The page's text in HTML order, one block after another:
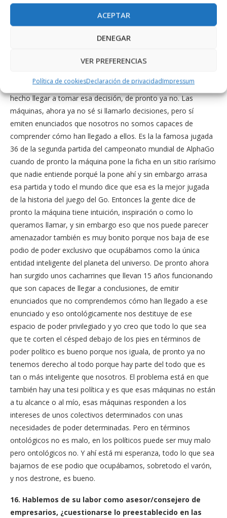
ACEPTAR
DENEGAR
VER PREFERENCIAS
Política de cookiesDeclaración de privacidadImpressum
aplicaciones super banales, pero que es un cacharrito que va
tomando sus propias decisiones y que llega un momento que
porque no somos capaces de seguir los pasos. La inteligencia
porque éramos capaces de expresar los pasos que nos habían
hecho llegar a tomar esa decisión, de pronto ya no. Las
máquinas, ahora ya no sé si llamarlo decisiones, pero sí
emiten enunciados que nosotros no somos capaces de
comprender cómo han llegado a ellos. Es la la famosa jugada
36 de la segunda partida del campeonato mundial de AlphaGo
cuando de pronto la máquina pone la ficha en un sitio rarísimo
que nadie entiende porqué la pone ahí y sin embargo arrasa
esa partida y todo el mundo dice que esa es la mejor jugada
de la historia del juego del Go. Entonces la gente dice de
pronto la máquina tiene intuición, inspiración o como lo
queramos llamar, y sin embargo eso que nos puede parecer
amenazador también es muy bonito porque nos baja de ese
podio de poder exclusivo que ocupábamos como la única
entidad inteligente del planeta del universo. De pronto ahora
han surgido unos cacharrines que llevan 15 años funcionando
que son capaces de llegar a conclusiones, de emitir
enunciados que no comprendemos cómo han llegado a ese
enunciado y eso ontológicamente nos destituye de ese
espacio de poder privilegiado y yo creo que todo lo que sea
que te corten el césped debajo de los pies en términos de
poder político es bueno porque nos iguala, de pronto ya no
tenemos derecho al todo porque hay parte del todo que es
tan o más inteligente que nosotros. El problema está en que
también hay una tesi política y es que esas máquinas no están
a tu alcance o al mío, esas máquinas responden a los
intereses de unos colectivos determinados con unas
necesidades de poder determinadas. Pero en términos
ontológicos no es malo, en los políticos puede ser muy malo
pero ontológicos no. Y ahí está mi esperanza, todo lo que sea
bajarnos de ese podio que ocupábamos, sobretodo el varón,
y nos destrone, es bueno.
16. Hablemos de su labor como asesor/consejero de
empresarios, ¿cuestionarse lo preestablecido en las